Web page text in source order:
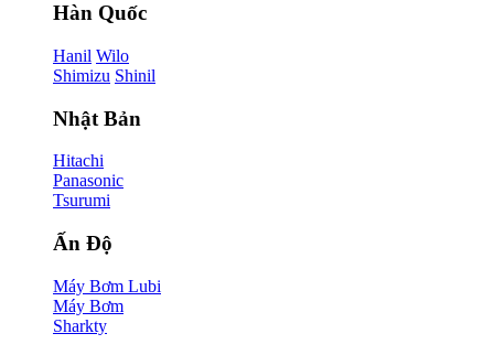
Hàn Quốc
Hanil Wilo
Shimizu Shinil
Nhật Bản
Hitachi
Panasonic
Tsurumi
Ấn Độ
Máy Bơm Lubi
Máy Bơm
Sharkty